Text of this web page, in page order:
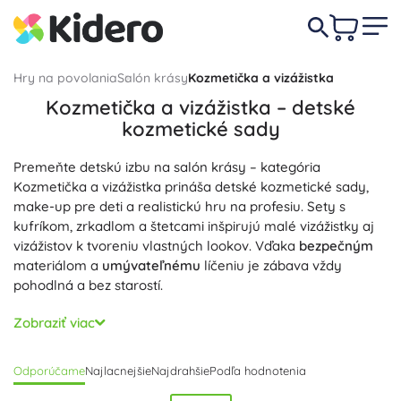
Hry na povolaniaSalón krásyKozmetička a vizážistka
Kozmetička a vizážistka – detské
kozmetické sady
Premeňte detskú izbu na salón krásy – kategória
Kozmetička a vizážistka prináša detské kozmetické sady,
make-up pre deti a realistickú hru na profesiu. Sety s
kufríkom, zrkadlom a štetcami inšpirujú malé vizážistky aj
vizážistov k tvoreniu vlastných lookov. Vďaka bezpečným
materiálom a umývateľnému líčeniu je zábava vždy
pohodlná a bez starostí.
V ponuke nájdete drevené kozmetické hračky pre
najmenších (paletky, rúže a púdre bez skutočných farieb)
lesky, tiene a trblietky na líčenie, rovnako ako laky na
nechty a doplnky na detskú manikúru a pedikúru.
Zobraziť viac
OdporúčameNajlacnejšieNajdrahšiePodľa hodnotenia